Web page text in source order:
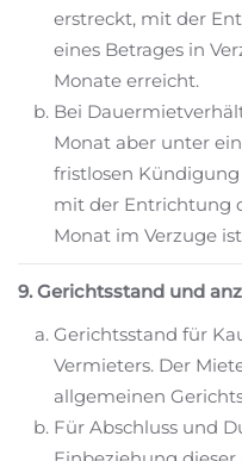
erstreckt, mit der
eines Betrages in
Monate erreicht.
Bei
Monat aber unter
fristlosen
mit der Entrichtung
Monat im Verzuge
9. Gerichtsstand und
Gerichtsstand für
Vermieters. Der
allgemeinen
Für Abschluss und